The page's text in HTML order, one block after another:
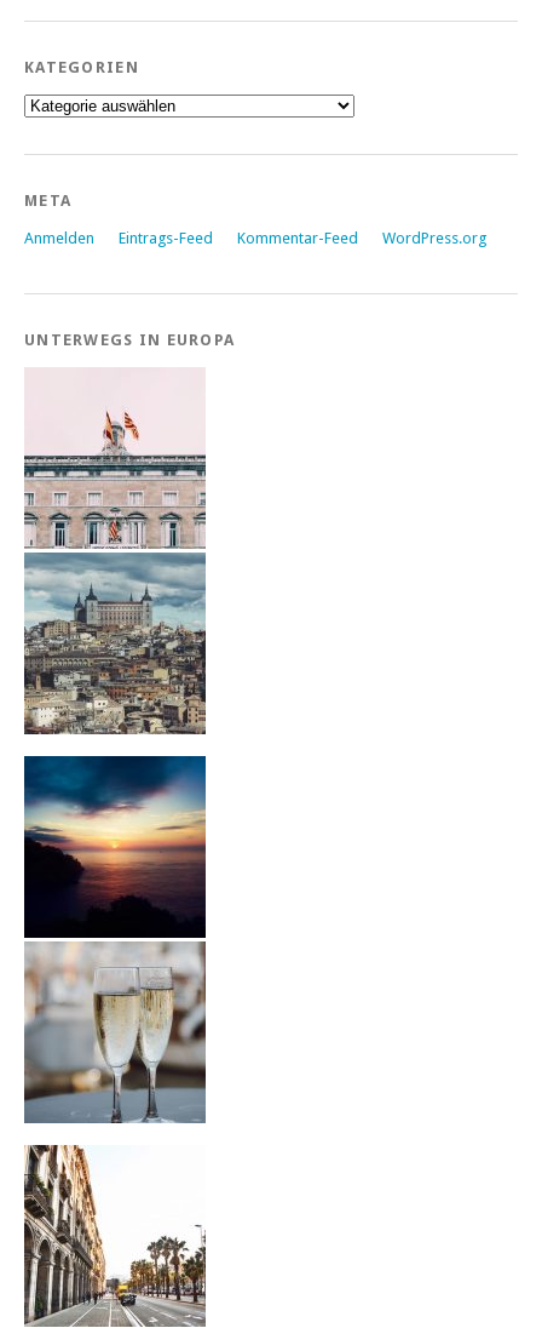
KATEGORIEN
Kategorien
META
Anmelden Eintrags-Feed Kommentar-Feed WordPress.org
UNTERWEGS IN EUROPA